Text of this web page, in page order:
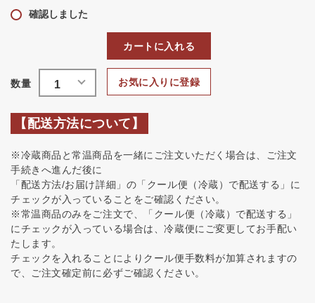
確認しました
お気に入りに登録
カートに入れる
【配送方法について】
※冷蔵商品と常温商品を一緒にご注文いただく場合は、ご注文
手続きへ進んだ後に
「配送方法/お届け詳細」の「クール便（冷蔵）で配送する」に
チェックが入っていることをご確認ください。
※常温商品のみをご注文で、「クール便（冷蔵）で配送する」
にチェックが入っている場合は、冷蔵便にご変更してお手配い
たします。
チェックを入れることによりクール便手数料が加算されますの
で、ご注文確定前に必ずご確認ください。